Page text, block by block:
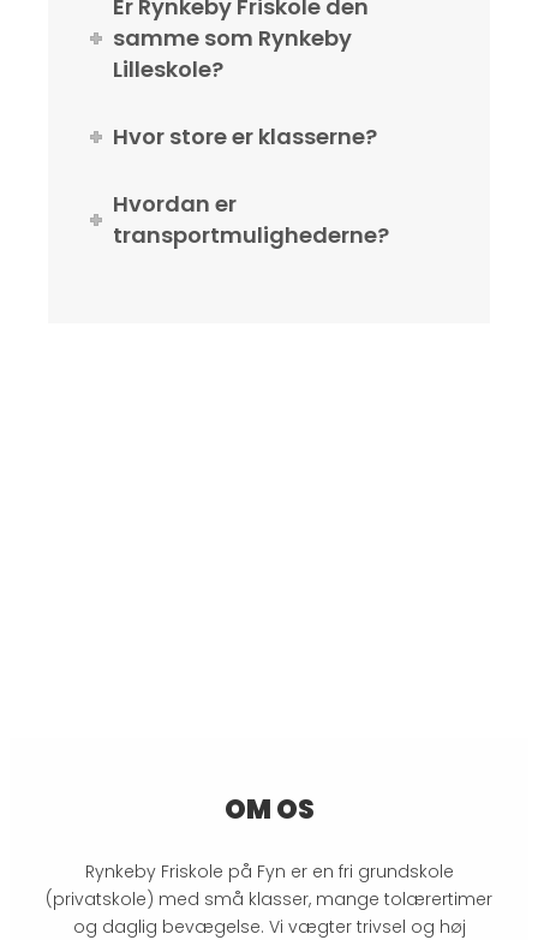
Er Rynkeby Friskole den
samme som Rynkeby
Lilleskole?
Hvor store er klasserne?
Hvordan er
transportmulighederne?
OM OS
Rynkeby Friskole på Fyn er en fri grundskole
(privatskole) med små klasser, mange tolærertimer
og daglig bevægelse. Vi vægter trivsel og høj